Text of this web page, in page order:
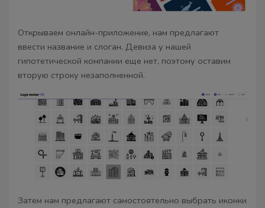
Открываем онлайн-приложение, нам предлагают
ввести название и слоган. Девиза у нашей
гипотетической компании еще нет, поэтому оставим
вторую строку незаполненной.
Затем нам предлагают самостоятельно выбрать иконки